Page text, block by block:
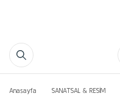
Anasayfa SANATSAL & RESİM